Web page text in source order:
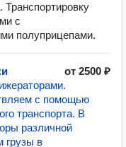
с
полуприцепами.
от 2500 ₽
с помощью
транспорта. В
различной
грузы в